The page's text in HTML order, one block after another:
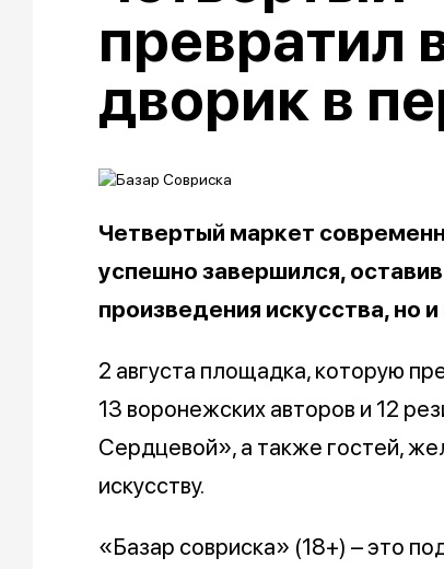
превратил
дворик в
Четвертый маркет
успешно завершился,
произведения искусства, но
2 августа площадка, которую
13 воронежских авторов и 12
Сердцевой», а также гостей,
искусству.
«Базар совриска» (18+) – это